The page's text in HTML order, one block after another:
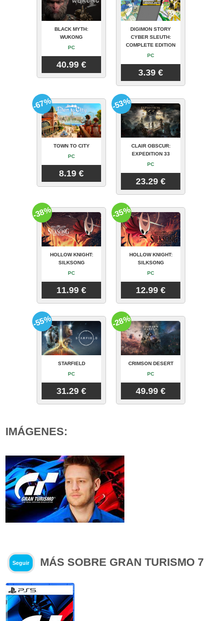
BLACK MYTH:
WUKONG
PC
40.99 €
DIGIMON STORY
CYBER SLEUTH:
COMPLETE EDITION
PC
3.39 €
TOWN TO CITY
PC
8.19 €
-67%
CLAIR OBSCUR:
EXPEDITION 33
PC
23.29 €
-53%
HOLLOW KNIGHT:
SILKSONG
PC
11.99 €
-38%
HOLLOW KNIGHT:
SILKSONG
PC
12.99 €
-35%
STARFIELD
PC
31.29 €
-55%
CRIMSON DESERT
PC
49.99 €
-28%
IMÁGENES:
Seguir MÁS SOBRE GRAN TURISMO 7